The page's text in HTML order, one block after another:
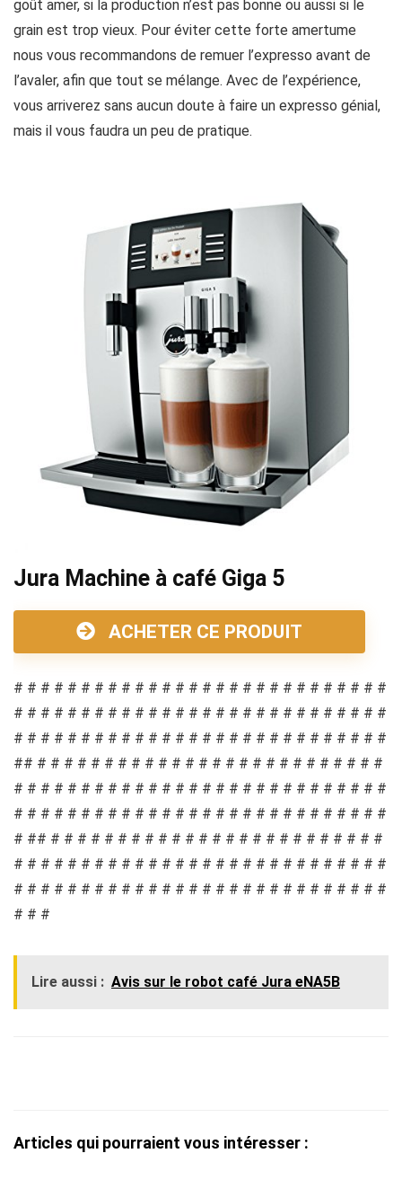
goût amer, si la production n’est pas bonne ou aussi si le
grain est trop vieux. Pour éviter cette forte amertume
nous vous recommandons de remuer l’expresso avant de
l’avaler, afin que tout se mélange. Avec de l’expérience,
vous arriverez sans aucun doute à faire un expresso génial,
mais il vous faudra un peu de pratique.
Jura Machine à café Giga 5
ACHETER CE PRODUIT
# # # # # # # # # # # # # # # # # # # # # # # # # # # #
# # # # # # # # # # # # # # # # # # # # # # # # # # # #
# # # # # # # # # # # # # # # # # # # # # # # # # # # #
## # # # # # # # # # # # # # # # # # # # # # # # # # #
# # # # # # # # # # # # # # # # # # # # # # # # # # # #
# # # # # # # # # # # # # # # # # # # # # # # # # # # #
# ## # # # # # # # # # # # # # # # # # # # # # # # # #
# # # # # # # # # # # # # # # # # # # # # # # # # # # #
# # # # # # # # # # # # # # # # # # # # # # # # # # # #
# # #
Lire aussi : Avis sur le robot café Jura eNA5B
Articles qui pourraient vous intéresser :